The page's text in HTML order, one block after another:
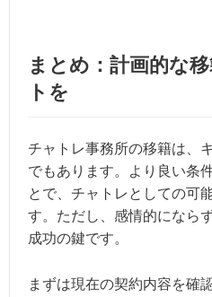
まとめ：計画的な
トを
チャトレ事務所の移籍は、
でもあります。より良い条
とで、チャトレとしての可
す。ただし、感情的になら
成功の鍵です。
まずは現在の契約内容を確